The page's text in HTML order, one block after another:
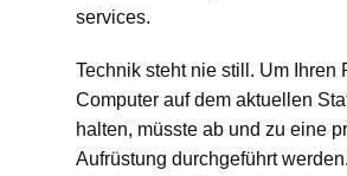
services.
Technik steht nie still. Um Ihren
Computer auf dem aktuellen
halten, müsste ab und zu eine
Aufrüstung durchgeführt